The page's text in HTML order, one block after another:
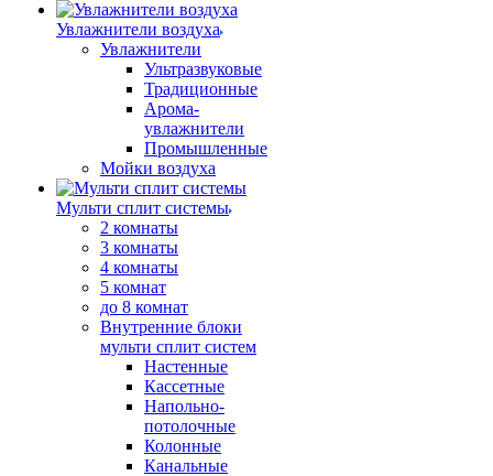
Увлажнители воздуха
Увлажнители
Ультразвуковые
Традиционные
Арома-
увлажнители
Промышленные
Мойки воздуха
Мульти сплит системы
2 комнаты
3 комнаты
4 комнаты
5 комнат
до 8 комнат
Внутренние блоки
мульти сплит систем
Настенные
Кассетные
Напольно-
потолочные
Колонные
Канальные